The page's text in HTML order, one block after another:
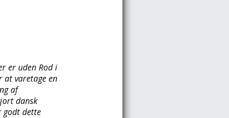
er uden Rod i
at varetage en
af
dansk
godt dette